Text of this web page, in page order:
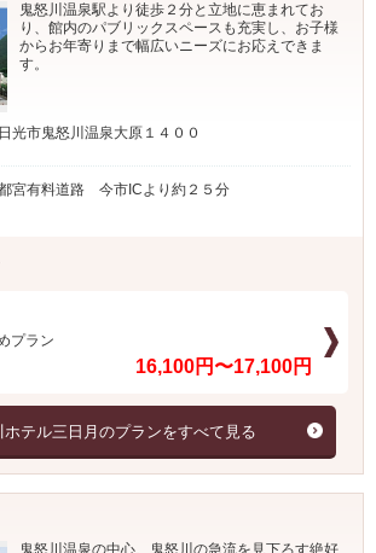
鬼怒川温泉駅より徒歩２分と立地に恵まれてお
り、館内のパブリックスペースも充実し、お子様
からお年寄りまで幅広いニーズにお応えできま
す。
光市鬼怒川温泉大原１４００
宮有料道路 今市ICより約２５分
プラン
16,100円〜17,100円
ホテル三日月のプランをすべて見る
鬼怒川温泉の中心、鬼怒川の急流を見下ろす絶好